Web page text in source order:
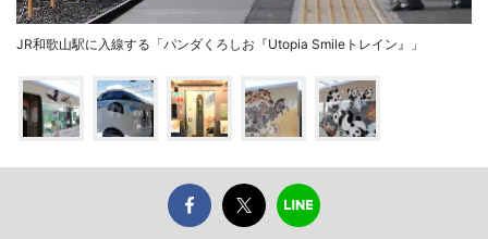
JR和歌山駅に入線する「パンダくろしお『Utopia Smileトレイン』」